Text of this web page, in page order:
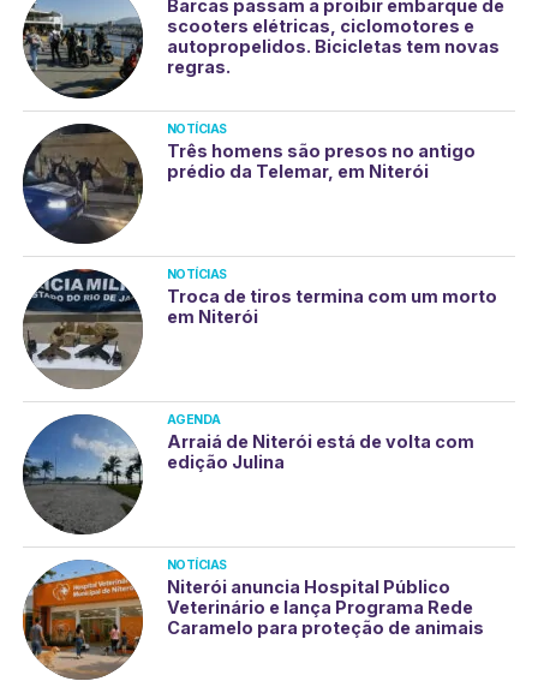
Barcas passam a proibir embarque de
scooters elétricas, ciclomotores e
autopropelidos. Bicicletas tem novas
regras.
NOTÍCIAS
Três homens são presos no antigo
prédio da Telemar, em Niterói
NOTÍCIAS
Troca de tiros termina com um morto
em Niterói
AGENDA
Arraiá de Niterói está de volta com
edição Julina
NOTÍCIAS
Niterói anuncia Hospital Público
Veterinário e lança Programa Rede
Caramelo para proteção de animais